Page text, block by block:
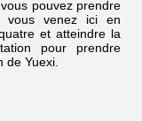
pouvez prendre
venez ici en
et atteindre la
pour prendre
Yuexi.